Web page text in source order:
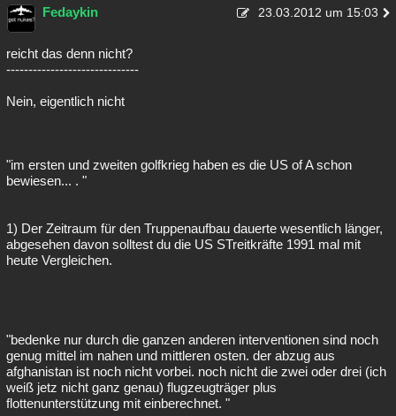
Fedaykin 23.03.2012 um 15:03
reicht das denn nicht?
------------------------------
Nein, eigentlich nicht
"im ersten und zweiten golfkrieg haben es die US of A schon
bewiesen... . "
1) Der Zeitraum für den Truppenaufbau dauerte wesentlich länger,
abgesehen davon solltest du die US STreitkräfte 1991 mal mit
heute Vergleichen.
"bedenke nur durch die ganzen anderen interventionen sind noch
genug mittel im nahen und mittleren osten. der abzug aus
afghanistan ist noch nicht vorbei. noch nicht die zwei oder drei (ich
weiß jetz nicht ganz genau) flugzeugträger plus
flottenunterstützung mit einberechnet. "